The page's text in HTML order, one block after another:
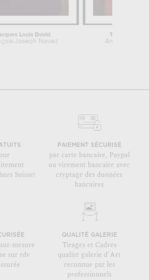
Louis David
Joseph Navez
Tête de
Amedeo
Suisse)
PAIEMENT SÉCURISÉ
par carte bancaire, Paypal
ou virement bancaire avec
cryptage des données
bancaires
mesure
sur rdv
QUALITÉ GALERIE
Tirages et Cadres
qualité galerie d'Art
reconnue par les
professionnels